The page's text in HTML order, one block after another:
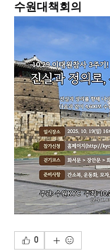
수원대책회의
0